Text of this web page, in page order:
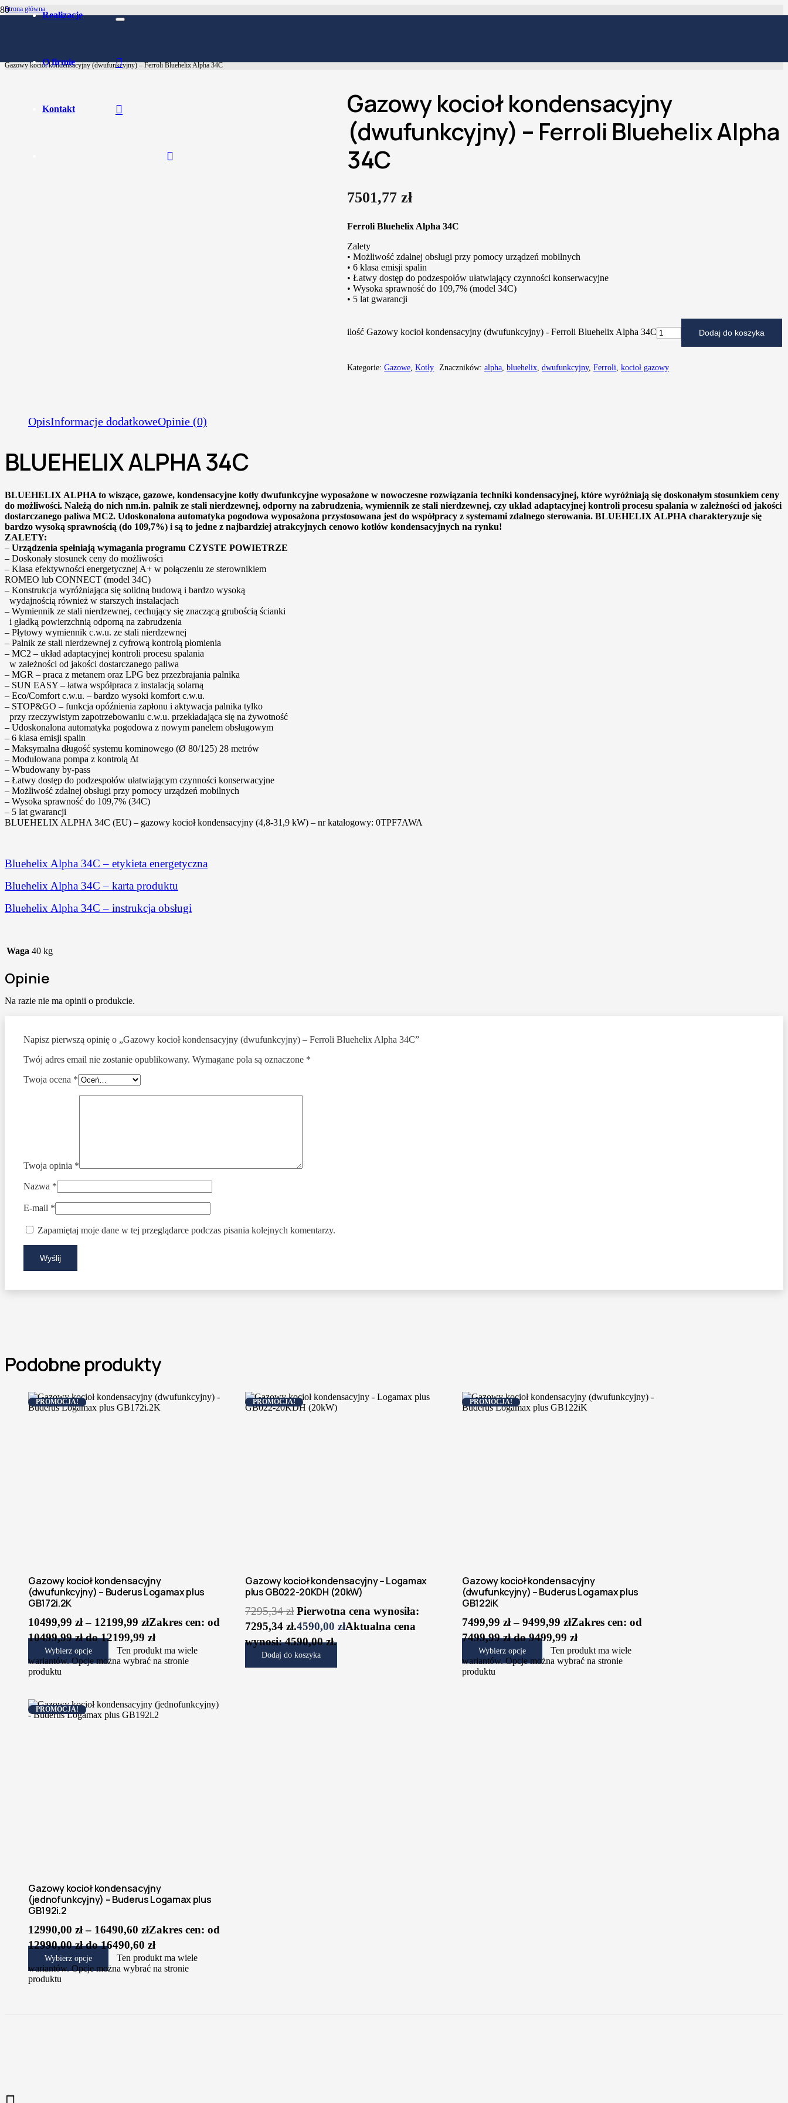
Realizacje
O firmie
Kontakt
Strona główna
Gazowy kocioł kondensacyjny (dwufunkcyjny) – Ferroli Bluehelix Alpha 34C
Gazowy kocioł kondensacyjny
(dwufunkcyjny) – Ferroli Bluehelix Alpha
34C
7501,77 zł
Ferroli Bluehelix Alpha 34C
Zalety
• Możliwość zdalnej obsługi przy pomocy urządzeń mobilnych
• 6 klasa emisji spalin
• Łatwy dostęp do podzespołów ułatwiający czynności konserwacyjne
• Wysoka sprawność do 109,7% (model 34C)
• 5 lat gwarancji
ilość Gazowy kocioł kondensacyjny (dwufunkcyjny) - Ferroli Bluehelix Alpha 34C Dodaj do koszyka
Kategorie:Gazowe,Kotły Znaczników:alpha,bluehelix,dwufunkcyjny,Ferroli,kocioł gazowy
OpisInformacje dodatkoweOpinie (0)
BLUEHELIX ALPHA 34C
BLUEHELIX ALPHA to wiszące, gazowe, kondensacyjne kotły dwufunkcyjne wyposażone w nowoczesne rozwiązania techniki kondensacyjnej, które wyróżniają się doskonałym stosunkiem ceny
do możliwości. Należą do nich nm.in. palnik ze stali nierdzewnej, odporny na zabrudzenia, wymiennik ze stali nierdzewnej, czy układ adaptacyjnej kontroli procesu spalania w zależności od jakości
dostarczanego paliwa MC2. Udoskonalona automatyka pogodowa wyposażona przystosowana jest do współpracy z systemami zdalnego sterowania. BLUEHELIX ALPHA charakteryzuje się
bardzo wysoką sprawnością (do 109,7%) i są to jedne z najbardziej atrakcyjnych cenowo kotłów kondensacyjnych na rynku!
ZALETY:
– Urządzenia spełniają wymagania programu CZYSTE POWIETRZE
– Doskonały stosunek ceny do możliwości
– Klasa efektywności energetycznej A+ w połączeniu ze sterownikiem
ROMEO lub CONNECT (model 34C)
– Konstrukcja wyróżniająca się solidną budową i bardzo wysoką
wydajnością również w starszych instalacjach
– Wymiennik ze stali nierdzewnej, cechujący się znaczącą grubością ścianki
i gładką powierzchnią odporną na zabrudzenia
– Płytowy wymiennik c.w.u. ze stali nierdzewnej
– Palnik ze stali nierdzewnej z cyfrową kontrolą płomienia
– MC2 – układ adaptacyjnej kontroli procesu spalania
w zależności od jakości dostarczanego paliwa
– MGR – praca z metanem oraz LPG bez przezbrajania palnika
– SUN EASY – łatwa współpraca z instalacją solarną
– Eco/Comfort c.w.u. – bardzo wysoki komfort c.w.u.
– STOP&GO – funkcja opóźnienia zapłonu i aktywacja palnika tylko
przy rzeczywistym zapotrzebowaniu c.w.u. przekładająca się na żywotność
– Udoskonalona automatyka pogodowa z nowym panelem obsługowym
– 6 klasa emisji spalin
– Maksymalna długość systemu kominowego (Ø 80/125) 28 metrów
– Modulowana pompa z kontrolą ∆t
– Wbudowany by-pass
– Łatwy dostęp do podzespołów ułatwiającym czynności konserwacyjne
– Możliwość zdalnej obsługi przy pomocy urządzeń mobilnych
– Wysoka sprawność do 109,7% (34C)
– 5 lat gwarancji
BLUEHELIX ALPHA 34C (EU) – gazowy kocioł kondensacyjny (4,8-31,9 kW) – nr katalogowy: 0TPF7AWA
Bluehelix Alpha 34C – etykieta energetyczna
Bluehelix Alpha 34C – karta produktu
Bluehelix Alpha 34C – instrukcja obsługi
Waga 40 kg
Opinie
Na razie nie ma opinii o produkcie.
Napisz pierwszą opinię o „Gazowy kocioł kondensacyjny (dwufunkcyjny) – Ferroli Bluehelix Alpha 34C”
Twój adres email nie zostanie opublikowany. Wymagane pola są oznaczone *
Twoja ocena *
Twoja opinia *
Nazwa *
E-mail *
Zapamiętaj moje dane w tej przeglądarce podczas pisania kolejnych komentarzy.
Podobne produkty
PROMOCJA!
Gazowy kocioł kondensacyjny
(dwufunkcyjny) – Buderus Logamax plus
GB172i.2K
10499,99 zł – 12199,99 złZakres cen: od
10499,99 zł do 12199,99 zł
Wybierz opcje
Ten produkt ma wiele
wariantów. Opcje można wybrać na stronie
produktu
PROMOCJA!
Gazowy kocioł kondensacyjny – Logamax
plus GB022-20KDH (20kW)
7295,34zł Pierwotna cena wynosiła:
7295,34 zł.4590,00 złAktualna cena
wynosi: 4590,00 zł.
Dodaj do koszyka
PROMOCJA!
Gazowy kocioł kondensacyjny
(dwufunkcyjny) – Buderus Logamax plus
GB122iK
7499,99 zł – 9499,99 złZakres cen: od
7499,99 zł do 9499,99 zł
Wybierz opcje
Ten produkt ma wiele
wariantów. Opcje można wybrać na stronie
produktu
PROMOCJA!
Gazowy kocioł kondensacyjny
(jednofunkcyjny) – Buderus Logamax plus
GB192i.2
12990,00 zł – 16490,60 złZakres cen: od
12990,00 zł do 16490,60 zł
Wybierz opcje
Ten produkt ma wiele
wariantów. Opcje można wybrać na stronie
produktu